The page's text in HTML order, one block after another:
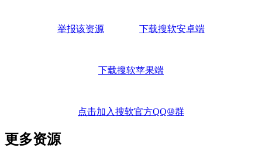
举报该资源 下载搜软安卓端
下载搜软苹果端
点击加入搜软官方QQ⑩群
更多资源